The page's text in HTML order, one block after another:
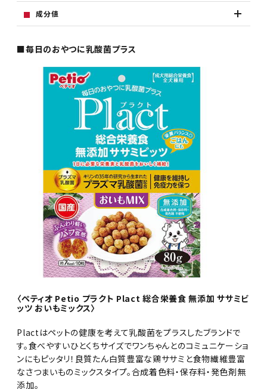
成分値
■毎日のおやつに乳酸菌プラス
〈ペティオ Petio プラクト Plact 総合栄養食 無添加 ササミビ
ッツ おいもミックス〉
Plactはペットの健康を考えて乳酸菌をプラスしたブランドで
す。食べやすいひとくちサイズでワンちゃんとのコミュニケーショ
ンにもピッタリ！良質たん白質豊富な鶏ササミと食物繊維豊富
なさつまいものミックスタイプ。合成着色料・保存料・発色剤無
添加。